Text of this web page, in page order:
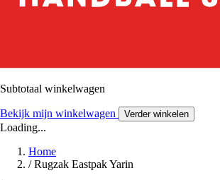
Subtotaal winkelwagen
Bekijk mijn winkelwagen Verder winkelen
Loading...
Home
/ Rugzak Eastpak Yarin